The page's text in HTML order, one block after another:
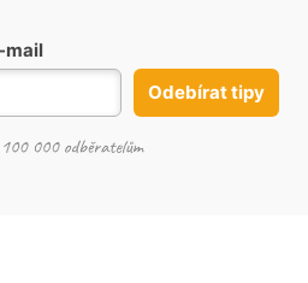
mail
Odebírat tipy